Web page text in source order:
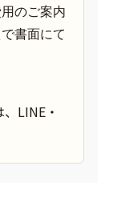
のご案内
書面にて
LINE・